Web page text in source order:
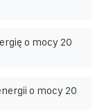
o mocy 20
o mocy 20